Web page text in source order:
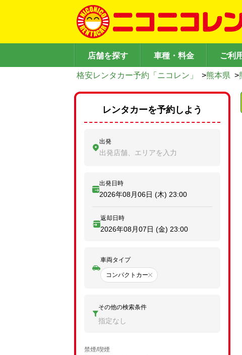
店舗を探す 車種・料金 ご利
格安レンタカー予約「ニコレン」 >熊本県 >
レンタカーを予約しよう
出発
出発店舗、エリアを入力
出発日時
2026年08月06日 (木) 23:00
返却日時
2026年08月07日 (金) 23:00
車両タイプ
コンパクトカー
その他の検索条件
指定なし
禁煙/喫煙